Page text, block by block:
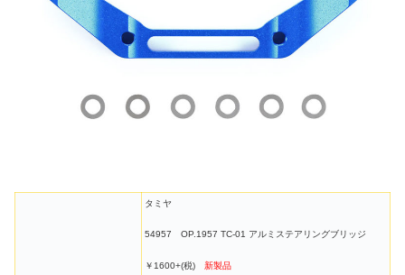
タミヤ
54957 OP.1957 TC-01 アルミステアリングブリッジ
￥1600+(税) 新製品